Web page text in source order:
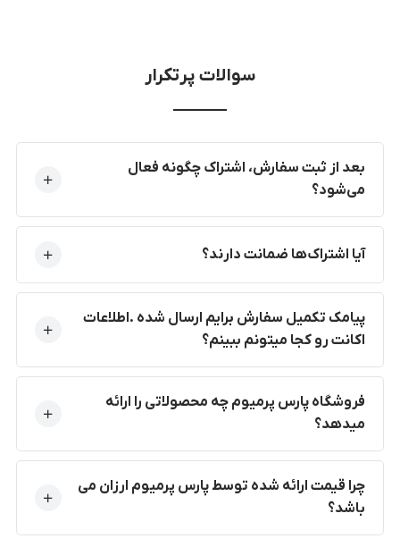
سوالات پرتکرار
بعد از ثبت سفارش، اشتراک چگونه فعال
می‌شود؟
آیا اشتراک‌ها ضمانت دارند؟
پیامک تکمیل سفارش برایم ارسال شده .اطلاعات
اکانت رو کجا میتونم ببینم؟
فروشگاه پارس پرمیوم چه محصولاتی را ارائه
میدهد؟
چرا قیمت ارائه شده توسط پارس پرمیوم ارزان می
باشد؟